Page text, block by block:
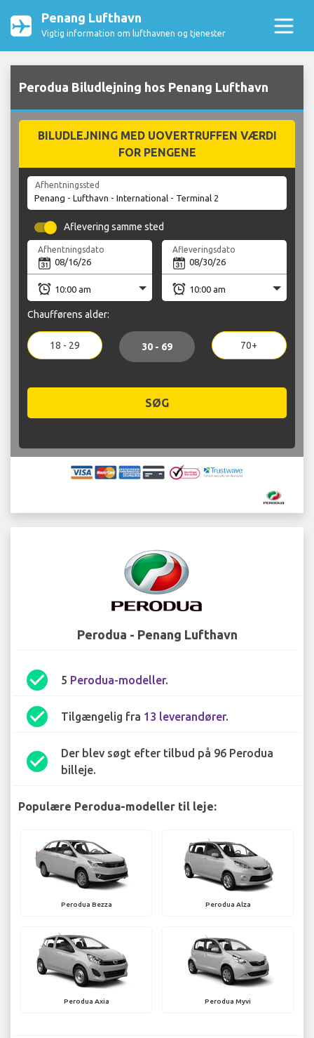
Penang Lufthavn
Vigtig information om lufthavnen og tjenester
Perodua Biludlejning hos Penang Lufthavn
BILUDLEJNING MED UOVERTRUFFEN VÆRDI
FOR PENGENE
Afhentningssted
Aflevering samme sted
Afhentningsdato Afleveringsdato
Chaufførens alder:
18 - 29 30 - 69 70+
SØG
Perodua - Penang Lufthavn
check_circle 5 Perodua-modeller.
check_circle Tilgængelig fra 13 leverandører.
check_circle
Der blev søgt efter tilbud på 96 Perodua
billeje.
Populære Perodua-modeller til leje:
Perodua Bezza Perodua Alza
Perodua Axia Perodua Myvi